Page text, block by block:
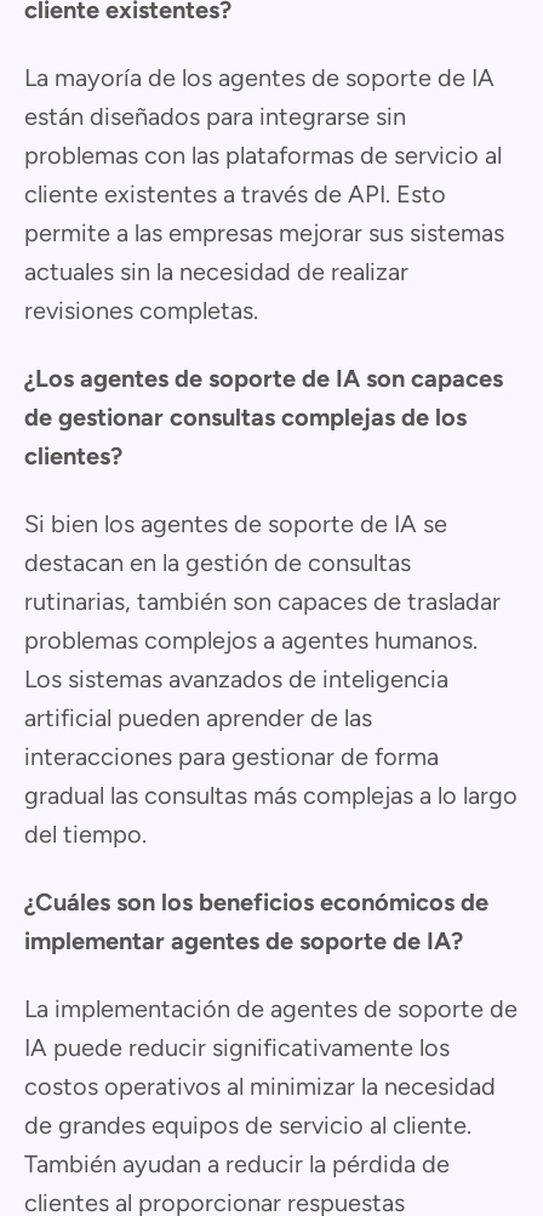
cliente existentes?
La mayoría de los agentes de soporte de IA
están diseñados para integrarse sin
problemas con las plataformas de servicio al
cliente existentes a través de API. Esto
permite a las empresas mejorar sus sistemas
actuales sin la necesidad de realizar
revisiones completas.
¿Los agentes de soporte de IA son capaces
de gestionar consultas complejas de los
clientes?
Si bien los agentes de soporte de IA se
destacan en la gestión de consultas
rutinarias, también son capaces de trasladar
problemas complejos a agentes humanos.
Los sistemas avanzados de inteligencia
artificial pueden aprender de las
interacciones para gestionar de forma
gradual las consultas más complejas a lo largo
del tiempo.
¿Cuáles son los beneficios económicos de
implementar agentes de soporte de IA?
La implementación de agentes de soporte de
IA puede reducir significativamente los
costos operativos al minimizar la necesidad
de grandes equipos de servicio al cliente.
También ayudan a reducir la pérdida de
clientes al proporcionar respuestas